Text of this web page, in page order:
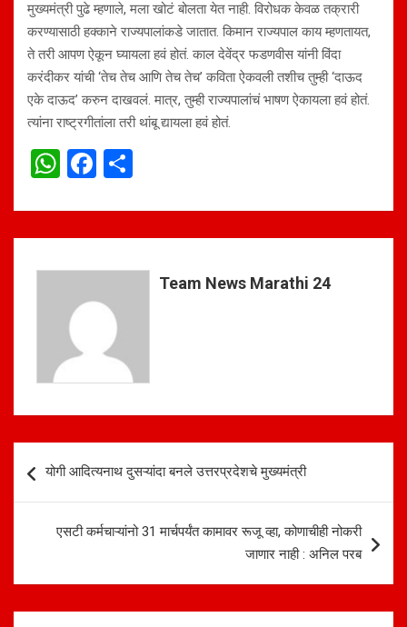
मुख्यमंत्री पुढे म्हणाले, मला खोटं बोलता येत नाही. विरोधक केवळ तक्रारी
करण्यासाठी हक्काने राज्यपालांकडे जातात. किमान राज्यपाल काय म्हणतायत,
ते तरी आपण ऐकून घ्यायला हवं होतं. काल देवेंद्र फडणवीस यांनी विंदा
करंदीकर यांची ‘तेच तेच आणि तेच तेच’ कविता ऐकवली तशीच तुम्ही ‘दाऊद
एके दाऊद’ करुन दाखवलं. मात्र, तुम्ही राज्यपालांचं भाषण ऐकायला हवं होतं.
त्यांना राष्ट्रगीतांला तरी थांबू द्यायला हवं होतं.
W
at
A
p
p
F
ce
o
o
k
ar
Team News Marathi 24
navigation
योगी आदित्यनाथ दुसऱ्यांदा बनले उत्तरप्रदेशचे मुख्यमंत्री
एसटी कर्मचाऱ्यांनो 31 मार्चपर्यंत कामावर रूजू व्हा, कोणाचीही नोकरी
जाणार नाही : अनिल परब